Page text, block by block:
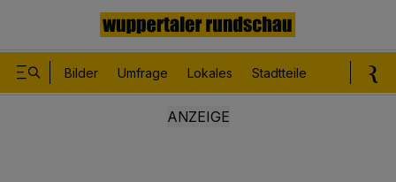
Bilder Umfrage Lokales Stadtteile